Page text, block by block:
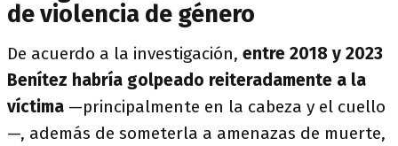
de violencia de género
De acuerdo a la investigación, entre 2018 y 2023
Benítez habría golpeado reiteradamente a la
víctima —principalmente en la cabeza y el cuello
—, además de someterla a amenazas de muerte,